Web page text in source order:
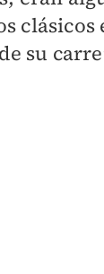
clásicos
su